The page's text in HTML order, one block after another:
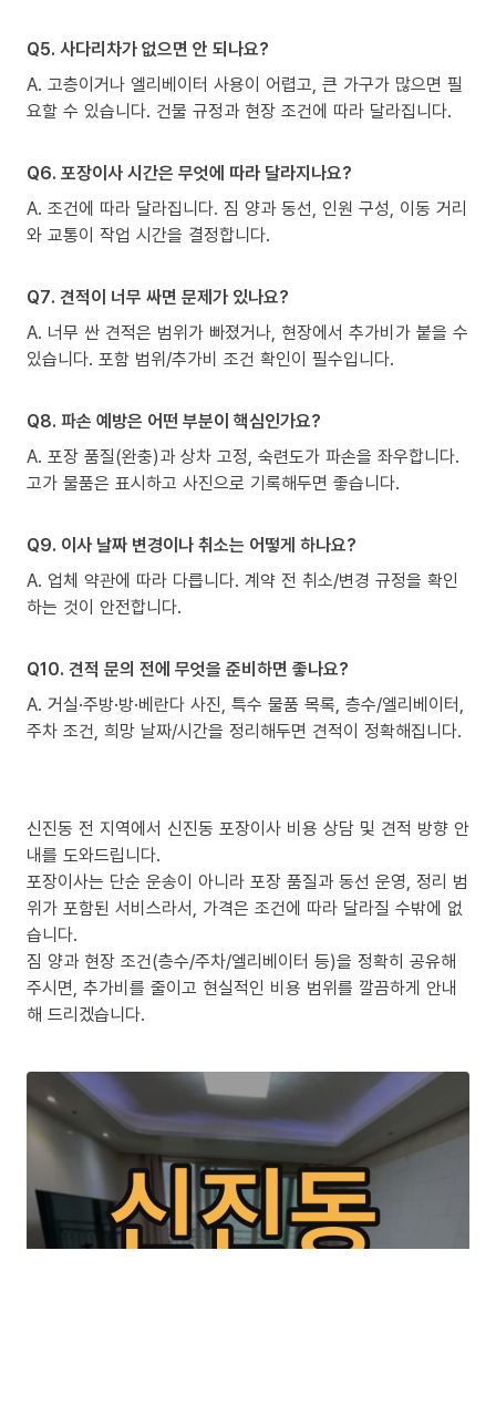
Q5. 사다리차가 없으면 안 되나요?
A. 고층이거나 엘리베이터 사용이 어렵고, 큰 가구가 많으면 필
요할 수 있습니다. 건물 규정과 현장 조건에 따라 달라집니다.
Q6. 포장이사 시간은 무엇에 따라 달라지나요?
A. 조건에 따라 달라집니다. 짐 양과 동선, 인원 구성, 이동 거리
와 교통이 작업 시간을 결정합니다.
Q7. 견적이 너무 싸면 문제가 있나요?
A. 너무 싼 견적은 범위가 빠졌거나, 현장에서 추가비가 붙을 수
있습니다. 포함 범위/추가비 조건 확인이 필수입니다.
Q8. 파손 예방은 어떤 부분이 핵심인가요?
A. 포장 품질(완충)과 상차 고정, 숙련도가 파손을 좌우합니다.
고가 물품은 표시하고 사진으로 기록해두면 좋습니다.
Q9. 이사 날짜 변경이나 취소는 어떻게 하나요?
A. 업체 약관에 따라 다릅니다. 계약 전 취소/변경 규정을 확인
하는 것이 안전합니다.
Q10. 견적 문의 전에 무엇을 준비하면 좋나요?
A. 거실·주방·방·베란다 사진, 특수 물품 목록, 층수/엘리베이터,
주차 조건, 희망 날짜/시간을 정리해두면 견적이 정확해집니다.
신진동 전 지역에서 신진동 포장이사 비용 상담 및 견적 방향 안
내를 도와드립니다.
포장이사는 단순 운송이 아니라 포장 품질과 동선 운영, 정리 범
위가 포함된 서비스라서, 가격은 조건에 따라 달라질 수밖에 없
습니다.
짐 양과 현장 조건(층수/주차/엘리베이터 등)을 정확히 공유해
주시면, 추가비를 줄이고 현실적인 비용 범위를 깔끔하게 안내
해 드리겠습니다.